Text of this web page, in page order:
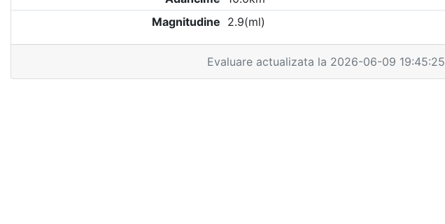
Magnitudine 2.9(ml)
Evaluare actualizata la 2026-06-09 19:45:25